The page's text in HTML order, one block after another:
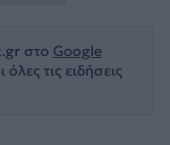
στο Google
τις ειδήσεις